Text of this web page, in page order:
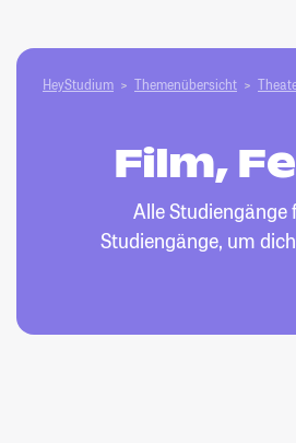
HeyStudium Themenübersicht
Film,
Alle
Studiengänge, um